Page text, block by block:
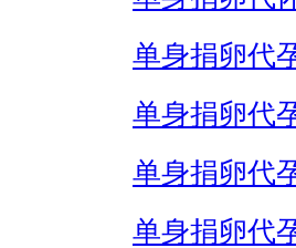
单身捐卵代
单身捐卵代
单身捐卵代
单身捐卵代